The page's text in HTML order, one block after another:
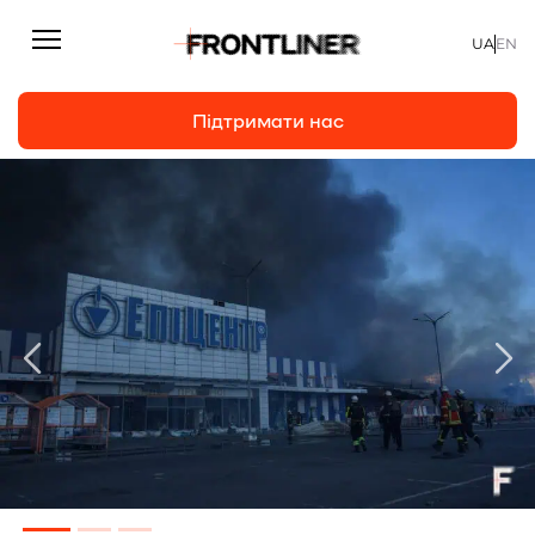
Інтерв’ю
Особисто
На часі
Про нас
UAEN
Підтримати нас